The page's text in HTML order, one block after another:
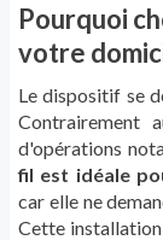
Pourquoi
votre
Le dispositif se
Contrairement
d'opérations
fil est idéale
car elle ne
Cette